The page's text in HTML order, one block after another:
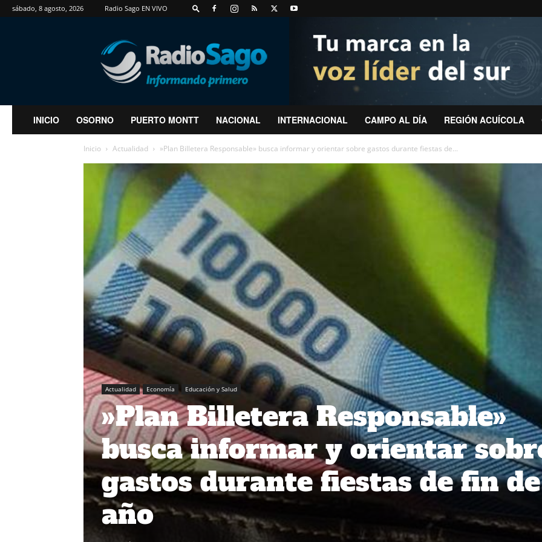
sábado, 8 agosto, 2026 Radio Sago EN VIVO
RadioSago
INICIO OSORNO PUERTO MONTT NACIONAL INTERNACIONAL CAMPO AL DÍA REGIÓN ACUÍCOLA
Inicio Actualidad »Plan Billetera Responsable» busca informar y orientar sobre gastos durante fiestas de...
Actualidad Economía Educación y Salud
»Plan Billetera Responsable»
busca informar y orientar
gastos durante fiestas de fin de
año